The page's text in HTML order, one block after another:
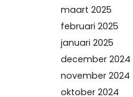
maart 2025
februari 2025
januari 2025
december 2024
november 2024
oktober 2024